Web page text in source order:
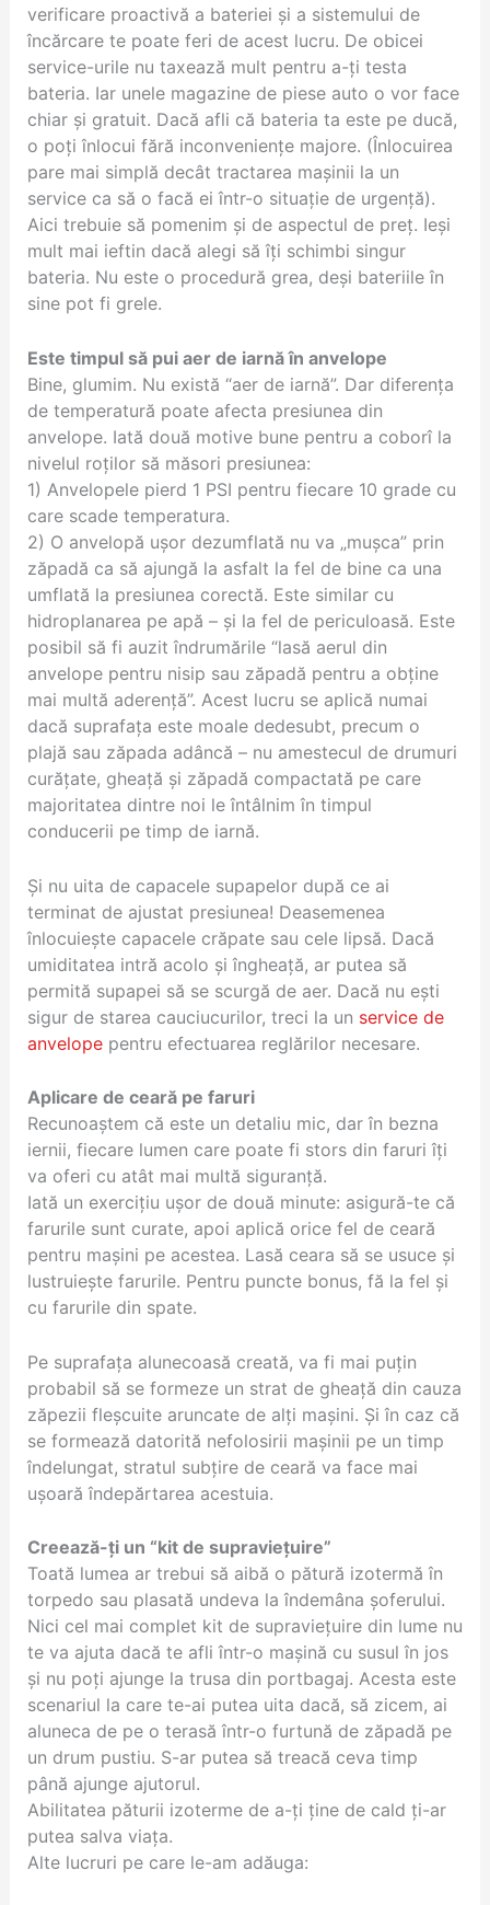
verificare proactivă a bateriei și a sistemului de
încărcare te poate feri de acest lucru. De obicei
service-urile nu taxează mult pentru a-ți testa
bateria. Iar unele magazine de piese auto o vor face
chiar și gratuit. Dacă afli că bateria ta este pe ducă,
o poți înlocui fără inconveniențe majore. (Înlocuirea
pare mai simplă decât tractarea mașinii la un
service ca să o facă ei într-o situație de urgență).
Aici trebuie să pomenim și de aspectul de preț. Ieși
mult mai ieftin dacă alegi să îți schimbi singur
bateria. Nu este o procedură grea, deși bateriile în
sine pot fi grele.
Este timpul să pui aer de iarnă în anvelope
Bine, glumim. Nu există “aer de iarnă”. Dar diferența
de temperatură poate afecta presiunea din
anvelope. Iată două motive bune pentru a coborî la
nivelul roților să măsori presiunea:
1) Anvelopele pierd 1 PSI pentru fiecare 10 grade cu
care scade temperatura.
2) O anvelopă ușor dezumflată nu va „mușca” prin
zăpadă ca să ajungă la asfalt la fel de bine ca una
umflată la presiunea corectă. Este similar cu
hidroplanarea pe apă – și la fel de periculoasă. Este
posibil să fi auzit îndrumările “lasă aerul din
anvelope pentru nisip sau zăpadă pentru a obține
mai multă aderență”. Acest lucru se aplică numai
dacă suprafața este moale dedesubt, precum o
plajă sau zăpada adâncă – nu amestecul de drumuri
curățate, gheață și zăpadă compactată pe care
majoritatea dintre noi le întâlnim în timpul
conducerii pe timp de iarnă.
Și nu uita de capacele supapelor după ce ai
terminat de ajustat presiunea! Deasemenea
înlocuiește capacele crăpate sau cele lipsă. Dacă
umiditatea intră acolo și îngheață, ar putea să
permită supapei să se scurgă de aer. Dacă nu ești
sigur de starea cauciucurilor, treci la un service de
anvelopepentru efectuarea reglărilor necesare.
Aplicare de ceară pe faruri
Recunoaștem că este un detaliu mic, dar în bezna
iernii, fiecare lumen care poate fi stors din faruri îți
va oferi cu atât mai multă siguranță.
Iată un exercițiu ușor de două minute: asigură-te că
farurile sunt curate, apoi aplică orice fel de ceară
pentru mașini pe acestea. Lasă ceara să se usuce și
lustruiește farurile. Pentru puncte bonus, fă la fel și
cu farurile din spate.
Pe suprafața alunecoasă creată, va fi mai puțin
probabil să se formeze un strat de gheață din cauza
zăpezii fleșcuite aruncate de alți mașini. Și în caz că
se formează datorită nefolosirii mașinii pe un timp
îndelungat, stratul subțire de ceară va face mai
ușoară îndepărtarea acestuia.
Creează-ți un “kit de supraviețuire”
Toată lumea ar trebui să aibă o pătură izotermă în
torpedo sau plasată undeva la îndemâna șoferului.
Nici cel mai complet kit de supraviețuire din lume nu
te va ajuta dacă te afli într-o mașină cu susul în jos
și nu poți ajunge la trusa din portbagaj. Acesta este
scenariul la care te-ai putea uita dacă, să zicem, ai
aluneca de pe o terasă într-o furtună de zăpadă pe
un drum pustiu. S-ar putea să treacă ceva timp
până ajunge ajutorul.
Abilitatea păturii izoterme de a-ți ține de cald ți-ar
putea salva viața.
Alte lucruri pe care le-am adăuga: